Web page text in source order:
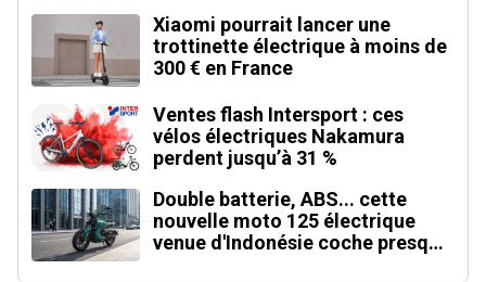
Xiaomi pourrait lancer une
trottinette électrique à moins de
300 € en France
Ventes flash Intersport : ces
vélos électriques Nakamura
perdent jusqu’à 31 %
Double batterie, ABS... cette
nouvelle moto 125 électrique
venue d'Indonésie coche presque